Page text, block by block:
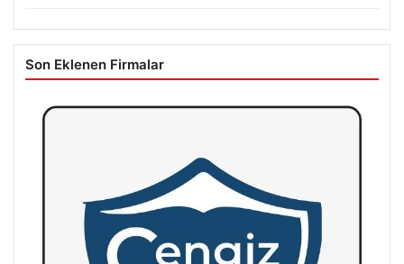
Son Eklenen Firmalar